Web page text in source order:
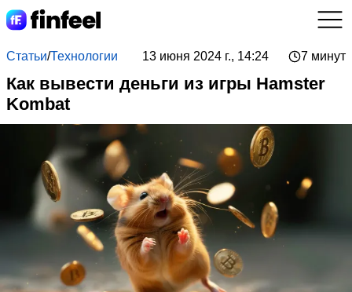
Статьи/Технологии 13 июня 2024 г., 14:24 7 минут
Как вывести деньги из игры Hamster
Kombat